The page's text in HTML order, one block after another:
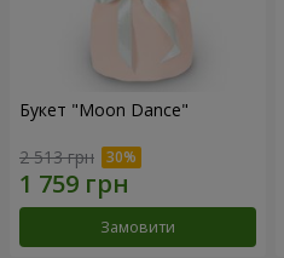
Букет "Moon Dance"
2 513 грн
Замовити